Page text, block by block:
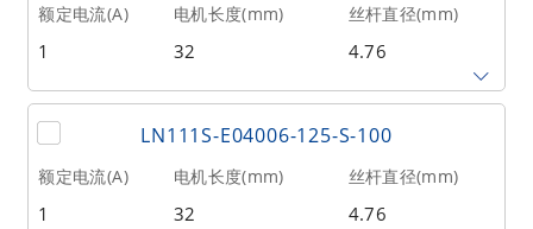
相数 转子惯量(g•cm²) 重量(kg)
2 9 0.1
额定电流(A) 电机长度(mm) 丝杆直径(mm)
1 32 4.76
丝杆导程(mm) 丝杆长度(mm) 额定推力(N
@300RPM)
相数 转子惯量(g•cm²) 重量(kg)
LN111S-E04006-125-S-100
额定电流(A) 电机长度(mm) 丝杆直径(mm)
1 32 4.76